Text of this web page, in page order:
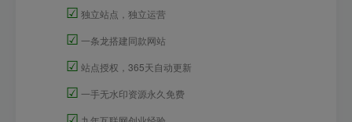
☑ 独立站点，独立运营
☑ 一条龙搭建同款网站
☑ 站点授权，365天自动更新
☑ 一手无水印资源永久免费
☑